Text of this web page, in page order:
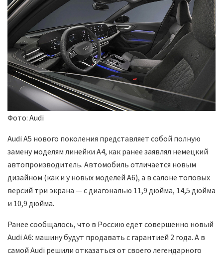
Фото: Audi
Audi A5 нового поколения представляет собой полную
замену моделям линейки A4, как ранее заявлял немецкий
автопроизводитель. Автомобиль отличается новым
дизайном (как и у новых моделей A6), а в салоне топовых
версий три экрана — с диагональю 11,9 дюйма, 14,5 дюйма
и 10,9 дюйма.
Ранее сообщалось, что в Россию едет совершенно новый
Audi A6: машину будут продавать с гарантией 2 года. А в
самой Audi решили отказаться от своего легендарного